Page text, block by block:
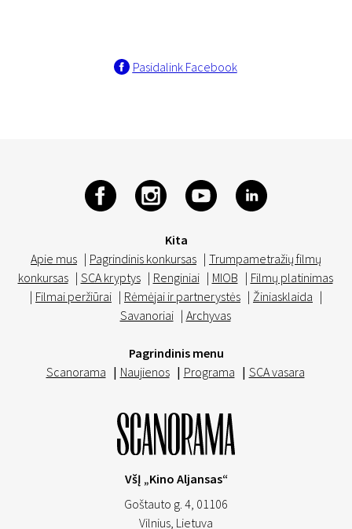
Pasidalink Facebook
Kita
Apie mus | Pagrindinis konkursas | Trumpametražių filmų
konkursas | SCA kryptys | Renginiai | MIOB | Filmų platinimas
| Filmai peržiūrai | Rėmėjai ir partnerystės | Žiniasklaida |
Savanoriai | Archyvas
Pagrindinis menu
Scanorama | Naujienos | Programa | SCA vasara
VšĮ „Kino Aljansas“
Goštauto g. 4, 01106
Vilnius, Lietuva